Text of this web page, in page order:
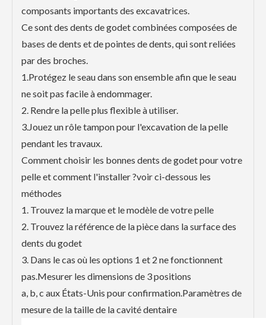
composants importants des excavatrices.
Ce sont des dents de godet combinées composées de
bases de dents et de pointes de dents, qui sont reliées
par des broches.
1.Protégez le seau dans son ensemble afin que le seau
ne soit pas facile à endommager.
2. Rendre la pelle plus flexible à utiliser.
3.Jouez un rôle tampon pour l'excavation de la pelle
pendant les travaux.
Comment choisir les bonnes dents de godet pour votre
pelle et comment l'installer ?voir ci-dessous les
méthodes
1. Trouvez la marque et le modèle de votre pelle
2. Trouvez la référence de la pièce dans la surface des
dents du godet
3. Dans le cas où les options 1 et 2 ne fonctionnent
pas.Mesurer les dimensions de 3 positions
a, b, c aux États-Unis pour confirmation.Paramètres de
mesure de la taille de la cavité dentaire